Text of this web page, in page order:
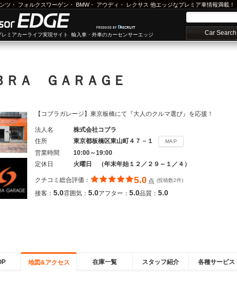
ツ ・ フォルクスワーゲン ・ BMW・ アウディ ・ レクサス 他エッジなプレミア車情報満載！
レミアカーライフ実現サイト 輸入車・外車のカーセンサーエッジ Car Search
ＲＡ ＧＡＲＡＧＥ
【コブラガレージ】東京板橋にて『大人のクルマ選び』を応援！
法人名
株式会社コブラ
住所
東京都板橋区東山町４７－１ MAP
営業時間
10:00～19:00
定休日
火曜日 （年末年始１２／２９～１／４）
クチコミ総合評価： 5.0 点 (投稿数2件)
接客： 5.0雰囲気： 5.0アフター： 5.0品質： 5.0
地図&アクセス 在庫一覧 スタッフ紹介 各種サービス